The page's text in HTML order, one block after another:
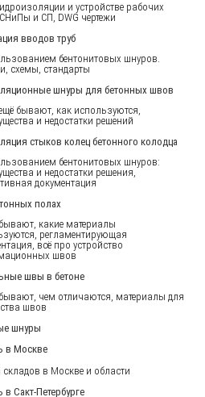
и устройстве рабочих
и СП, DWG чертежи
вводов труб
бентонитовых шнуров.
схемы, стандарты
шнуры для бетонных швов
бывают, как используются,
и недостатки решений
стыков колец бетонного колодца
бентонитовых шнуров:
и недостатки решения,
документация
полах
какие материалы
регламентирующая
всё про устройство
швов
швы в бетоне
чем отличаются, материалы для
швов
шнуры
в Москве
складов в Москве и области
в Сакт-Петербурге